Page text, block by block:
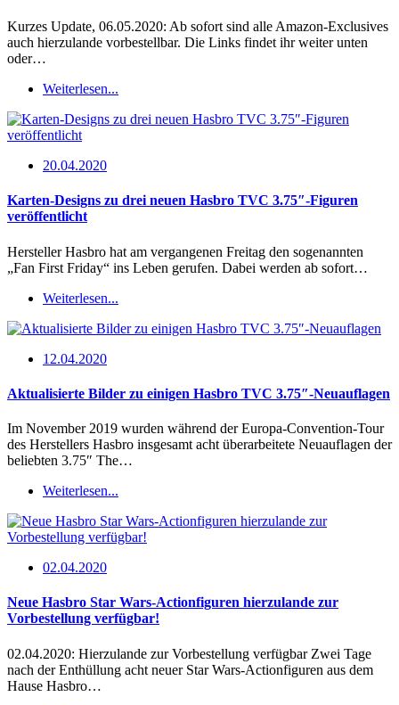
Kurzes Update, 06.05.2020: Ab sofort sind alle Amazon-Exclusives
auch hierzulande vorbestellbar. Die Links findet ihr weiter unten
oder…
Weiterlesen...
20.04.2020
Karten-Designs zu drei neuen Hasbro TVC 3.75″-Figuren
veröffentlicht
Hersteller Hasbro hat am vergangenen Freitag den sogenannten
„Fan First Friday“ ins Leben gerufen. Dabei werden ab sofort…
Weiterlesen...
12.04.2020
Aktualisierte Bilder zu einigen Hasbro TVC 3.75″-Neuauflagen
Im November 2019 wurden während der Europa-Convention-Tour
des Herstellers Hasbro insgesamt acht überarbeitete Neuauflagen der
beliebten 3.75″ The…
Weiterlesen...
02.04.2020
Neue Hasbro Star Wars-Actionfiguren hierzulande zur
Vorbestellung verfügbar!
02.04.2020: Hierzulande zur Vorbestellung verfügbar Zwei Tage
nach der Enthüllung acht neuer Star Wars-Actionfiguren aus dem
Hause Hasbro…